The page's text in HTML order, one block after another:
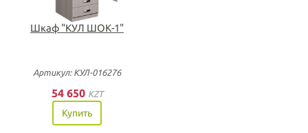
Шкаф "КУЛ ШОК-1"
Артикул: КУЛ-016276
54 650 KZT
Купить